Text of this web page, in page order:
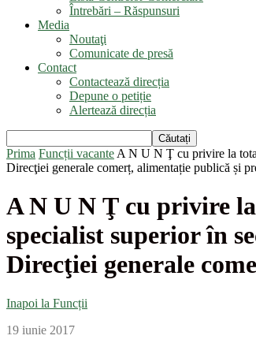
Întrebări – Răspunsuri
Media
Noutaţi
Comunicate de presă
Contact
Contactează direcția
Depune o petiție
Alertează direcția
Prima Funcții vacante A N U N Ţ cu privire la
Direcţiei generale comerț, alimentație publică și
A N U N Ţ cu privire
specialist superior în
Direcţiei generale
Inapoi la Funcții
19 iunie 2017